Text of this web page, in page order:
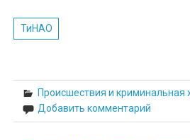
ТиНАО
Происшествия и криминальная
Добавить комментарий